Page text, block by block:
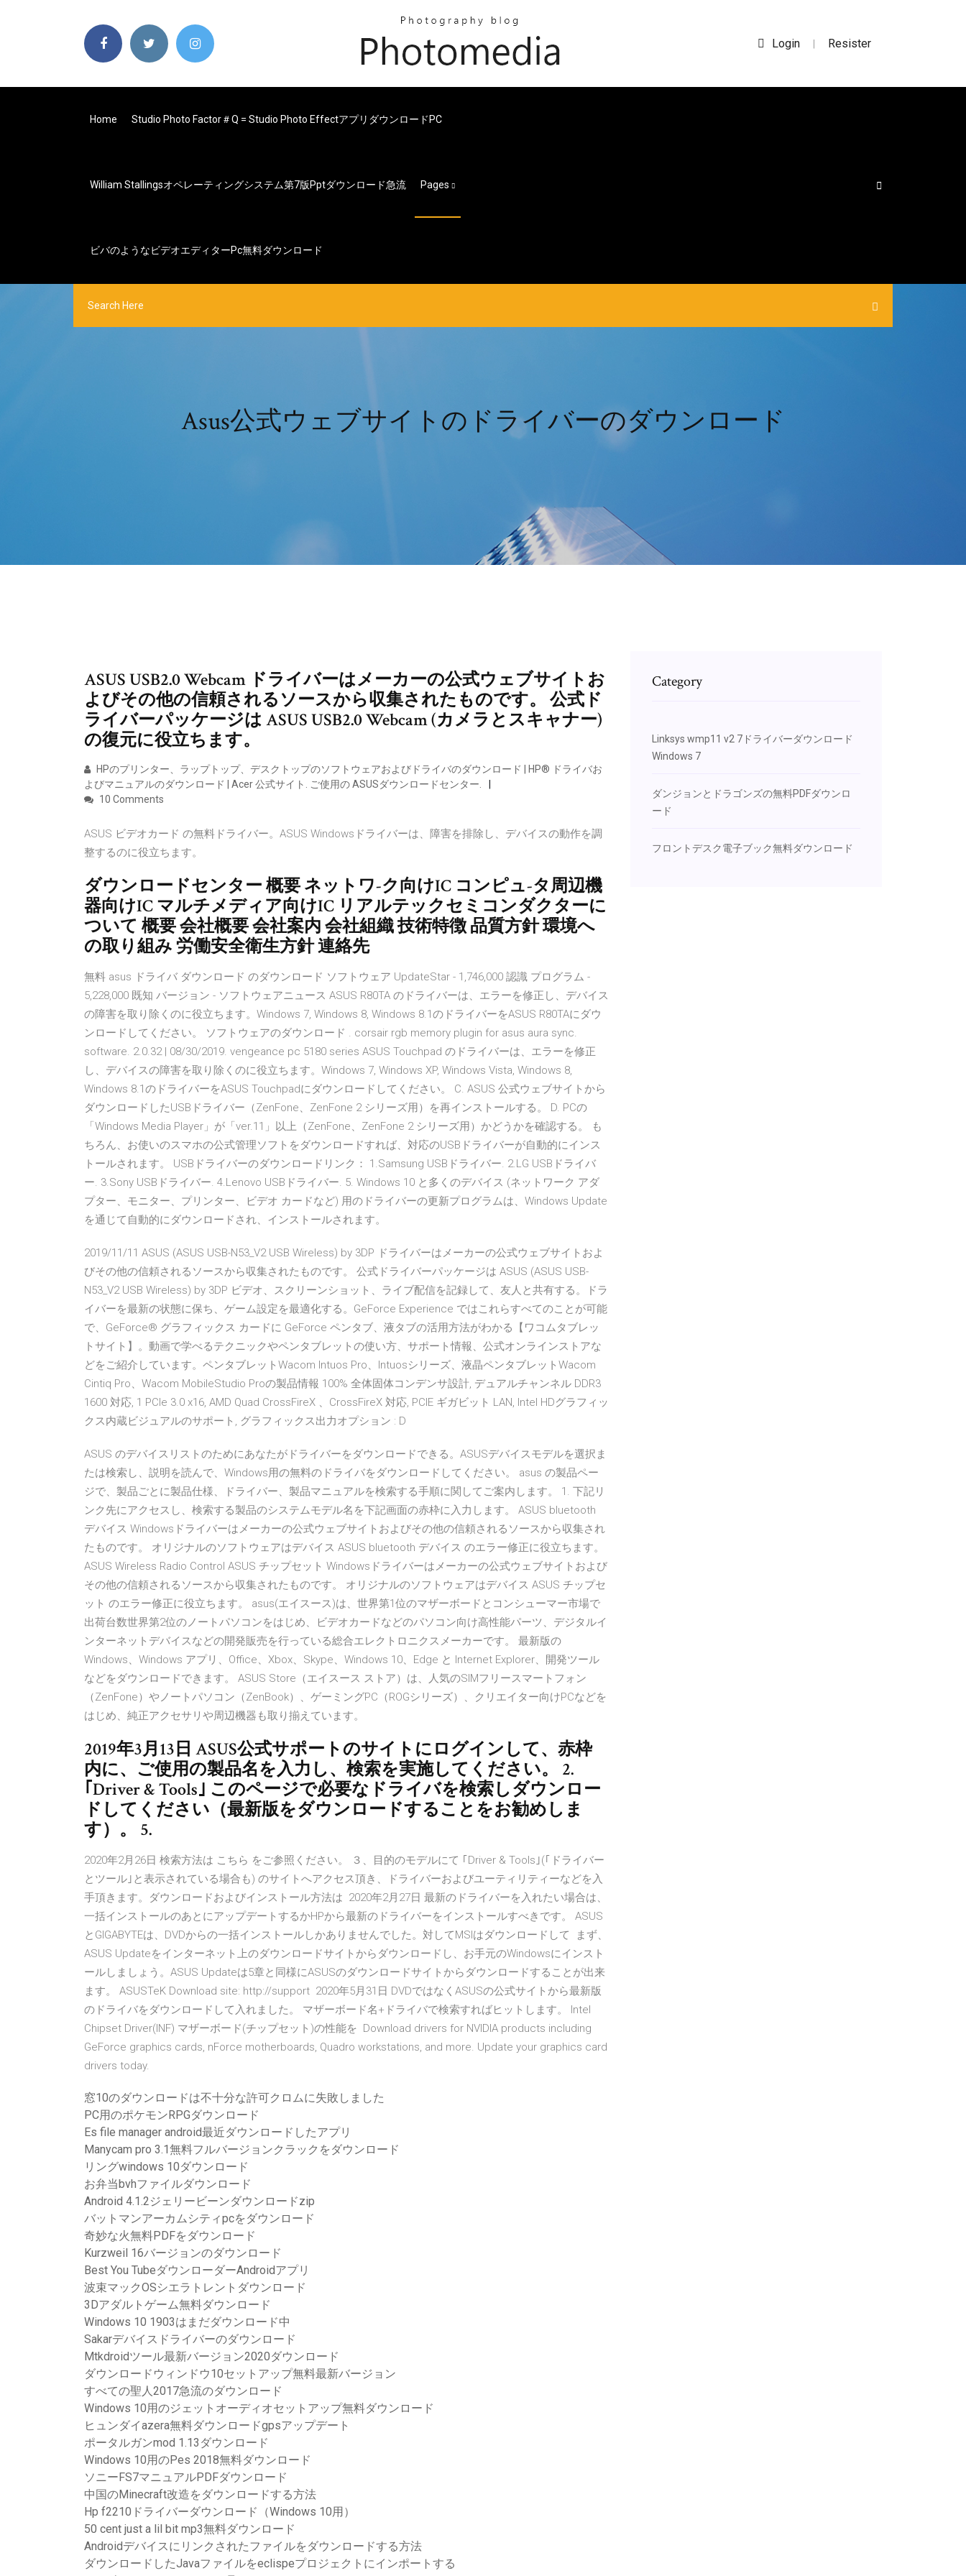
Login | Resister
Home Studio Photo Factor＃q = Studio Photo EffectアプリダウンロードPC
William Stallingsオペレーティングシステム第7版pptダウンロード急流 Pages
ビバのようなビデオエディターpc無料ダウンロード
Asus公式ウェブサイトのドライバーのダウンロード
ASUS USB2.0 Webcam ドライバーはメーカーの公式ウェブサイトお
よびその他の信頼されるソースから収集されたものです。 公式ド
ライバーパッケージは ASUS USB2.0 Webcam (カメラとスキャナー)
の復元に役立ちます。
HPのプリンター、ラップトップ、デスクトップのソフトウェアおよびドライバのダウンロード | HP® ドライバお
よびマニュアルのダウンロード | Acer 公式サイト. ご使用の ASUSダウンロードセンター.
10 Comments
ASUS ビデオカード の無料ドライバー。ASUS Windowsドライバーは、障害を排除し、デバイスの動作を調
整するのに役立ちます。
ダウンロードセンター 概要 ネットワ-ク向けIC コンピュ-タ周辺機
器向けIC マルチメディア向けIC リアルテックセミコンダクターに
ついて 概要 会社概要 会社案内 会社組織 技術特徴 品質方針 環境へ
の取り組み 労働安全衛生方針 連絡先
無料 asus ドライバ ダウンロード のダウンロード ソフトウェア UpdateStar - 1,746,000 認識 プログラム -
5,228,000 既知 バージョン - ソフトウェアニュース ASUS R80TA のドライバーは、エラーを修正し、デバイス
の障害を取り除くのに役立ちます。Windows 7, Windows 8, Windows 8.1のドライバーをASUS R80TAにダウ
ンロードしてください。 ソフトウェアのダウンロード . corsair rgb memory plugin for asus aura sync.
software. 2.0.32 | 08/30/2019. vengeance pc 5180 series ASUS Touchpad のドライバーは、エラーを修正
し、デバイスの障害を取り除くのに役立ちます。Windows 7, Windows XP, Windows Vista, Windows 8,
Windows 8.1のドライバーをASUS Touchpadにダウンロードしてください。 C. ASUS 公式ウェブサイトから
ダウンロードしたUSBドライバー（ZenFone、ZenFone 2 シリーズ用）を再インストールする。 D. PCの
「Windows Media Player」が「ver.11」以上（ZenFone、ZenFone 2 シリーズ用）かどうかを確認する。 も
ちろん、お使いのスマホの公式管理ソフトをダウンロードすれば、対応のUSBドライバーが自動的にインス
トールされます。 USBドライバーのダウンロードリンク： 1.Samsung USBドライバー. 2.LG USBドライバ
ー. 3.Sony USBドライバー. 4.Lenovo USBドライバー. 5. Windows 10 と多くのデバイス (ネットワーク アダ
プター、モニター、プリンター、ビデオ カードなど) 用のドライバーの更新プログラムは、Windows Update
を通じて自動的にダウンロードされ、インストールされます。
2019/11/11 ASUS (ASUS USB-N53_V2 USB Wireless) by 3DP ドライバーはメーカーの公式ウェブサイトおよ
びその他の信頼されるソースから収集されたものです。 公式ドライバーパッケージは ASUS (ASUS USB-
N53_V2 USB Wireless) by 3DP ビデオ、スクリーンショット、ライブ配信を記録して、友人と共有する。ドラ
イバーを最新の状態に保ち、ゲーム設定を最適化する。GeForce Experience ではこれらすべてのことが可能
で、GeForce® グラフィックス カードに GeForce ペンタブ、液タブの活用方法がわかる【ワコムタブレッ
トサイト】。動画で学べるテクニックやペンタブレットの使い方、サポート情報、公式オンラインストアな
どをご紹介しています。ペンタブレットWacom Intuos Pro、Intuosシリーズ、液晶ペンタブレットWacom
Cintiq Pro、Wacom MobileStudio Proの製品情報 100% 全体固体コンデンサ設計, デュアルチャンネル DDR3
1600 対応, 1 PCIe 3.0 x16, AMD Quad CrossFireX 、CrossFireX 対応, PCIE ギガビット LAN, Intel HDグラフィッ
クス内蔵ビジュアルのサポート, グラフィックス出力オプション : D
ASUS のデバイスリストのためにあなたがドライバーをダウンロードできる。ASUSデバイスモデルを選択ま
たは検索し、説明を読んで、Windows用の無料のドライバをダウンロードしてください。 asus の製品ペー
ジで、製品ごとに製品仕様、ドライバー、製品マニュアルを検索する手順に関してご案内します。 1. 下記リ
ンク先にアクセスし、検索する製品のシステムモデル名を下記画面の赤枠に入力します。 ASUS bluetooth
デバイス Windowsドライバーはメーカーの公式ウェブサイトおよびその他の信頼されるソースから収集され
たものです。 オリジナルのソフトウェアはデバイス ASUS bluetooth デバイス のエラー修正に役立ちます。
ASUS Wireless Radio Control ASUS チップセット Windowsドライバーはメーカーの公式ウェブサイトおよび
その他の信頼されるソースから収集されたものです。 オリジナルのソフトウェアはデバイス ASUS チップセ
ット のエラー修正に役立ちます。 asus(エイスース)は、世界第1位のマザーボードとコンシューマー市場で
出荷台数世界第2位のノートパソコンをはじめ、ビデオカードなどのパソコン向け高性能パーツ、デジタルイ
ンターネットデバイスなどの開発販売を行っている総合エレクトロニクスメーカーです。 最新版の
Windows、Windows アプリ、Office、Xbox、Skype、Windows 10、Edge と Internet Explorer、開発ツール
などをダウンロードできます。 ASUS Store（エイスース ストア）は、人気のSIMフリースマートフォン
（ZenFone）やノートパソコン（ZenBook）、ゲーミングPC（ROGシリーズ）、クリエイター向けPCなどを
はじめ、純正アクセサリや周辺機器も取り揃えています。
2019年3月13日 ASUS公式サポートのサイトにログインして、赤枠
内に、ご使用の製品名を入力し、検索を実施してください。 2.
｢Driver & Tools｣ このページで必要なドライバを検索しダウンロー
ドしてください（最新版をダウンロードすることをお勧めしま
す）。 5.
2020年2月26日 検索方法は こちら をご参照ください。 ３、目的のモデルにて ｢Driver & Tools｣(｢ドライバー
とツール｣と表示されている場合も) のサイトへアクセス頂き、ドライバーおよびユーティリティーなどを入
手頂きます。ダウンロードおよびインストール方法は 2020年2月27日 最新のドライバーを入れたい場合は、
一括インストールのあとにアップデートするかHPから最新のドライバーをインストールすべきです。 ASUS
とGIGABYTEは、DVDからの一括インストールしかありませんでした。対してMSIはダウンロードして まず、
ASUS Updateをインターネット上のダウンロードサイトからダウンロードし、お手元のWindowsにインスト
ールしましょう。ASUS Updateは5章と同様にASUSのダウンロードサイトからダウンロードすることが出来
ます。 ASUSTeK Download site: http://support 2020年5月31日 DVDではなくASUSの公式サイトから最新版
のドライバをダウンロードして入れました。 マザーボード名+ドライバで検索すればヒットします。 Intel
Chipset Driver(INF) マザーボード(チップセット)の性能を Download drivers for NVIDIA products including
GeForce graphics cards, nForce motherboards, Quadro workstations, and more. Update your graphics card
drivers today.
窓10のダウンロードは不十分な許可クロムに失敗しました
PC用のポケモンRPGダウンロード
Es file manager android最近ダウンロードしたアプリ
Manycam pro 3.1無料フルバージョンクラックをダウンロード
リングwindows 10ダウンロード
お弁当bvhファイルダウンロード
Android 4.1.2ジェリービーンダウンロードzip
バットマンアーカムシティpcをダウンロード
奇妙な火無料PDFをダウンロード
Kurzweil 16バージョンのダウンロード
Best You TubeダウンローダーAndroidアプリ
波束マックOSシエラトレントダウンロード
3Dアダルトゲーム無料ダウンロード
Windows 10 1903はまだダウンロード中
Sakarデバイスドライバーのダウンロード
Mtkdroidツール最新バージョン2020ダウンロード
ダウンロードウィンドウ10セットアップ無料最新バージョン
すべての聖人2017急流のダウンロード
Windows 10用のジェットオーディオセットアップ無料ダウンロード
ヒュンダイazera無料ダウンロードgpsアップデート
ポータルガンmod 1.13ダウンロード
Windows 10用のPes 2018無料ダウンロード
ソニーFS7マニュアルPDFダウンロード
中国のMinecraft改造をダウンロードする方法
Hp f2210ドライバーダウンロード（Windows 10用）
50 cent just a lil bit mp3無料ダウンロード
Androidデバイスにリンクされたファイルをダウンロードする方法
ダウンロードしたJavaファイルをeclispeプロジェクトにインポートする
Category
Linksys wmp11 v2 7ドライバーダウンロード
Windows 7
ダンジョンとドラゴンズの無料PDFダウンロ
ード
フロントデスク電子ブック無料ダウンロード